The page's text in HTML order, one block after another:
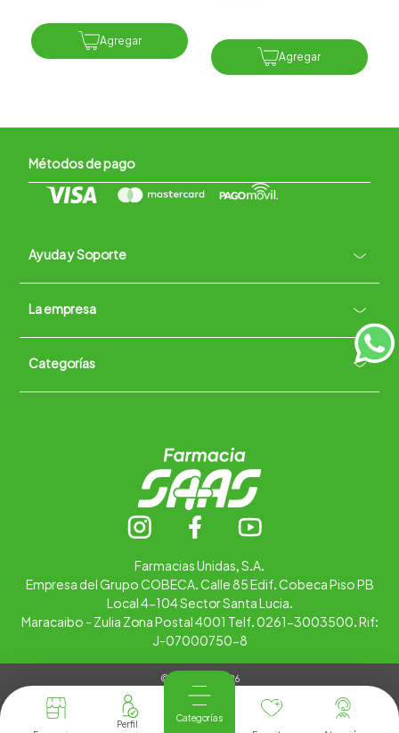
Categorías
Agregar
Agregar
Métodos de pago
Ayuda y Soporte +
Contacto vía WhatsApp
Términos y condiciones
La empresa +
Quiénes somos
Trabaja con nosotros
Categorías +
Farmacias Unidas, S.A.
Empresa del Grupo COBECA. Calle 85 Edif. Cobeca Piso PB
Local 4-104 Sector Santa Lucia.
Maracaibo - Zulia Zona Postal 4001 Telf. 0261-3003500. Rif:
J-07000750-8
© Copyright 2026
Tienda Virtual desarrollada por
Tecnología